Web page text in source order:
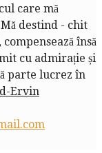
care mă
destind - chit
însă
cu admirație și
parte lucrez în
Ervin